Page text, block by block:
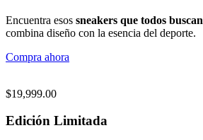
Encuentra esos sneakers que todos buscan
combina diseño con la esencia del deporte.
Compra ahora
$19,999.00
Edición Limitada